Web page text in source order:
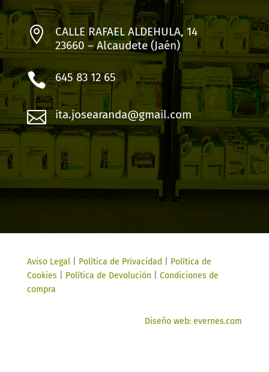

CALLE RAFAEL ALDEHULA, 14
23660 – Alcaudete (Jaén)
 645 83 12 65
 ita.josearanda@gmail.com
Aviso Legal| Política de Privacidad
Política de
Cookies
Política de Devolución
Condiciones de
compra
Diseño web: evernes.com